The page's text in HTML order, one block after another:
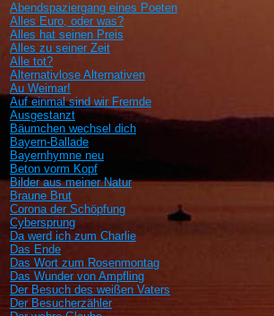
Abendspaziergang eines Poeten
Alles Euro, oder was?
Alles hat seinen Preis
Alles zu seiner Zeit
Alle tot?
Alternativlose Alternativen
Au Weimar!
Auf einmal sind wir Fremde
Ausgestanzt
Bäumchen wechsel dich
Bayern-Ballade
Bayernhymne neu
Beton vorm Kopf
Bilder aus meiner Natur
Braune Brut
Corona der Schöpfung
Cybersprung
Da werd ich zum Charlie
Das Ende
Das Wort zum Rosenmontag
Das Wunder von Ampfling
Der Besuch des weißen Vaters
Der Besucherzähler